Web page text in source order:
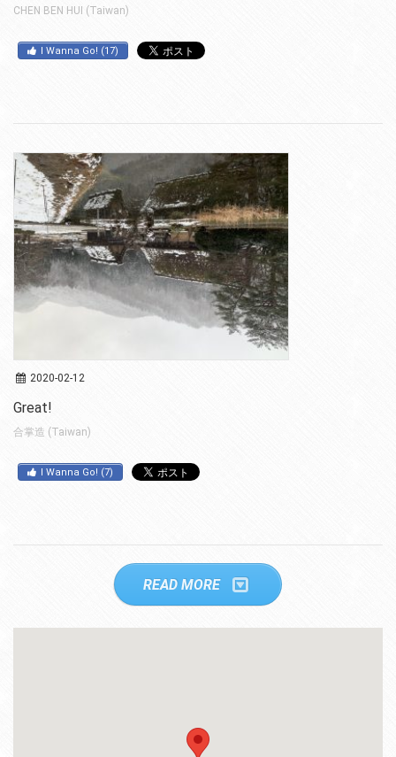
CHEN BEN HUI (Taiwan)
I Wanna Go! (17)
2020-02-12
Great!
合掌造 (Taiwan)
I Wanna Go! (7)
READ MORE